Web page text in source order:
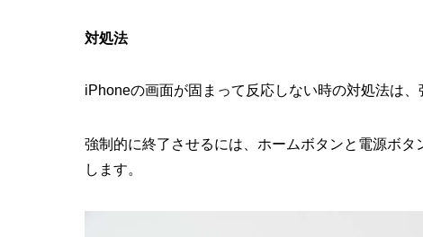
対処法
iPhoneの画面が固まって反応しない時の対処法は、
強制的に終了させるには、ホームボタンと電源ボ
します。